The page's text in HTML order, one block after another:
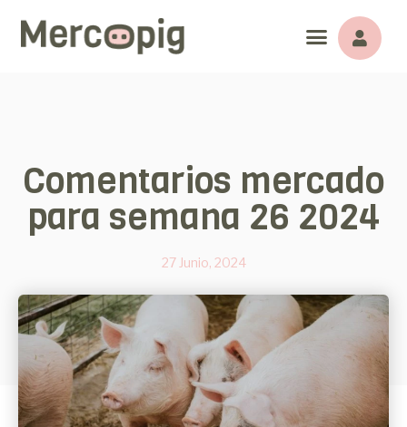
Comentarios mercado
para semana 26 2024
27 Junio, 2024